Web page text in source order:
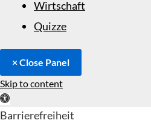
Wirtschaft
Quizze
× Close Panel
Skip to content
Open toolbar
Barrierefreiheit